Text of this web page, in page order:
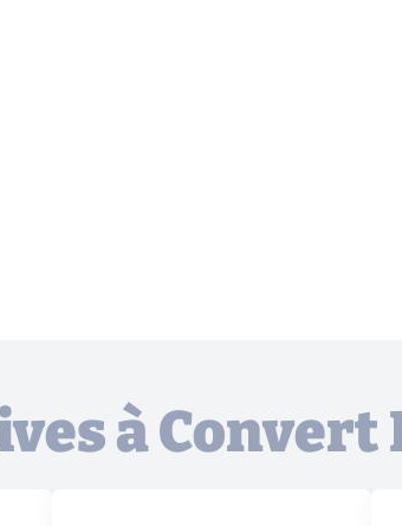
à Convert